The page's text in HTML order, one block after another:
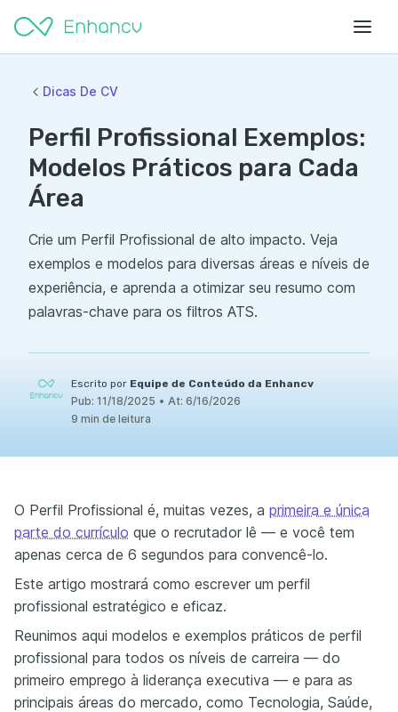
Dicas De CV
Perfil Profissional Exemplos:
Modelos Práticos para Cada
Área
Crie um Perfil Profissional de alto impacto. Veja
exemplos e modelos para diversas áreas e níveis de
experiência, e aprenda a otimizar seu resumo com
palavras-chave para os filtros ATS.
Escrito por Equipe de Conteúdo da Enhancv
Pub: 11/18/2025 • At: 6/16/2026
9 min de leitura
O Perfil Profissional é, muitas vezes, a primeira e única
parte do currículo que o recrutador lê — e você tem
apenas cerca de 6 segundos para convencê-lo.
Este artigo mostrará como escrever um perfil
profissional estratégico e eficaz.
Reunimos aqui modelos e exemplos práticos de perfil
profissional para todos os níveis de carreira — do
primeiro emprego à liderança executiva — e para as
principais áreas do mercado, como Tecnologia, Saúde,